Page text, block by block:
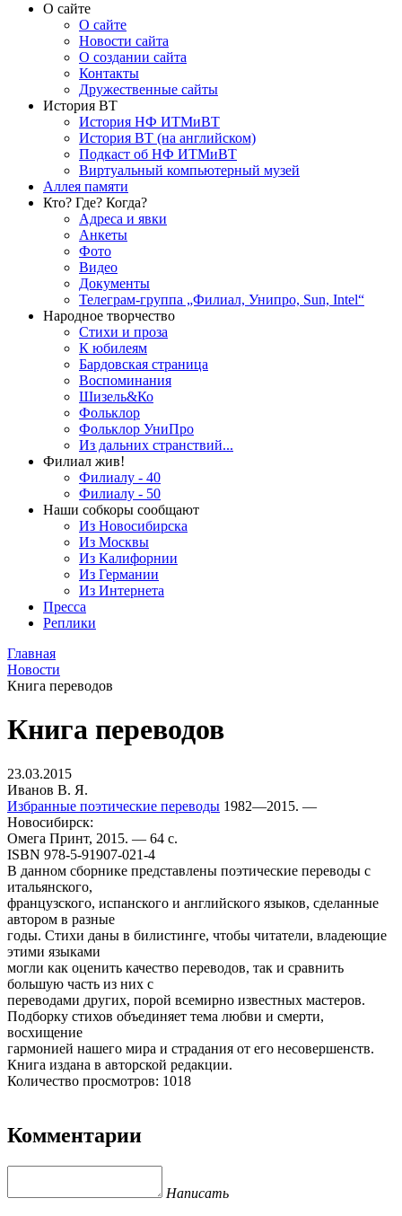
О сайте
О сайте
Новости сайта
О создании сайта
Контакты
Дружественные сайты
История ВТ
История НФ ИТМиВТ
История ВТ (на английском)
Подкаст об НФ ИТМиВТ
Виртуальный компьютерный музей
Аллея памяти
Кто? Где? Когда?
Адреса и явки
Анкеты
Фото
Видео
Документы
Телеграм-группа „Филиал, Унипро, Sun, Intel“
Народное творчество
Стихи и проза
К юбилеям
Бардовская страница
Воспоминания
Шизель&Ко
Фольклор
Фольклор УниПро
Из дальних странствий...
Филиал жив!
Филиалу - 40
Филиалу - 50
Наши собкоры сообщают
Из Новосибирска
Из Москвы
Из Калифорнии
Из Германии
Из Интернета
Пресса
Реплики
Главная
Новости
Книга переводов
Книга переводов
23.03.2015
Иванов В. Я.
Избранные поэтические переводы 1982—2015. —
Новосибирск:
Омега Принт, 2015. — 64 с.
ISBN 978-5-91907-021-4
В данном сборнике представлены поэтические переводы с
итальянского,
французского, испанского и английского языков, сделанные
автором в разные
годы. Стихи даны в билистинге, чтобы читатели, владеющие
этими языками
могли как оценить качество переводов, так и сравнить
большую часть из них с
переводами других, порой всемирно известных мастеров.
Подборку стихов объединяет тема любви и смерти,
восхищение
гармонией нашего мира и страдания от его несовершенств.
Книга издана в авторской редакции.
Количество просмотров: 1018
Комментарии
Написать